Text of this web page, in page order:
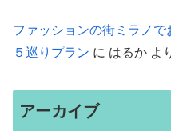
ファッションの街ミラノ
５巡りプラン に はるか よ
アーカイブ